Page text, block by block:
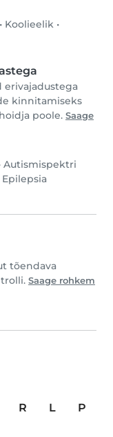
• Koolieelik •
erivajadustega
kinnitamiseks
poole. Saage
Autismispektri
Epilepsia
tõendava
Saage rohkem
R L
P